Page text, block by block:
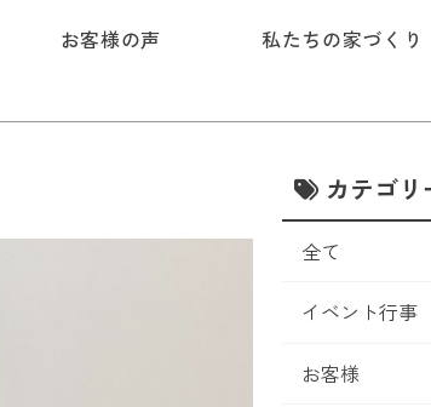
お客様の声 私たちの家づくり
カテゴリ
全て
イベント行事
お客様